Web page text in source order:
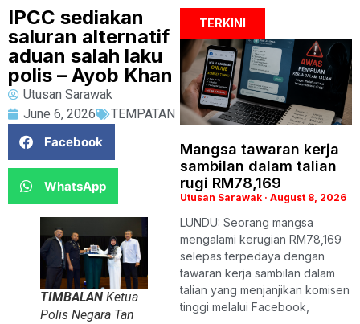
IPCC sediakan
saluran alternatif
aduan salah laku
polis – Ayob Khan
Utusan Sarawak
June 6, 2026
TEMPATAN
Facebook
WhatsApp
TIMBALAN Ketua
Polis Negara Tan
TERKINI
Mangsa tawaran kerja
sambilan dalam talian
rugi RM78,169
Utusan Sarawak August 8, 2026
LUNDU: Seorang mangsa
mengalami kerugian RM78,169
selepas terpedaya dengan
tawaran kerja sambilan dalam
talian yang menjanjikan komisen
tinggi melalui Facebook,